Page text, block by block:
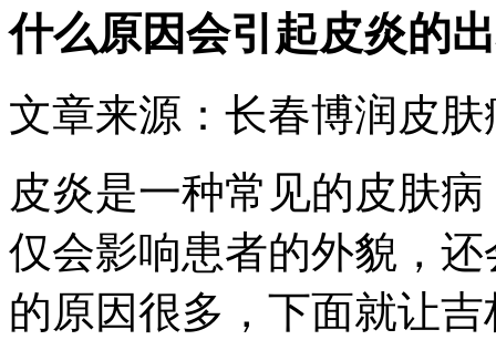
什么原因会引起皮炎的
文章来源：长春博润皮肤
皮炎是一种常见的皮肤
仅会影响患者的外貌，
的原因很多，下面就让